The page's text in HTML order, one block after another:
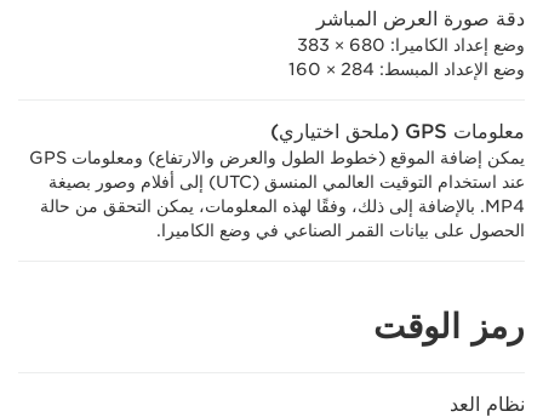
دقة صورة العرض المباشر
وضع إعداد الكاميرا: 680 × 383
وضع الإعداد المبسط: 284 × 160
معلومات GPS (ملحق اختياري)
يمكن إضافة الموقع (خطوط الطول والعرض والارتفاع) ومعلومات GPS
عند استخدام التوقيت العالمي المنسق (UTC) إلى أفلام وصور بصيغة
MP4. بالإضافة إلى ذلك، وفقًا لهذه المعلومات، يمكن التحقق من حالة
الحصول على بيانات القمر الصناعي في وضع الكاميرا.
رمز الوقت
نظام العد